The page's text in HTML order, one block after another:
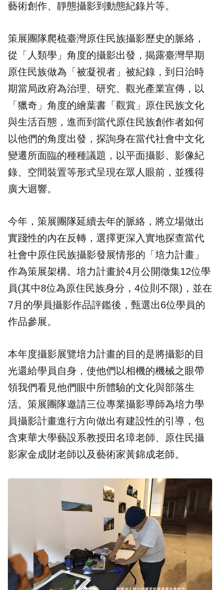
藝術創作、靜態攝影到動態紀錄片等。
策展團隊爬梳臺灣原住民族攝影歷史的脈絡，
從「人類學」角度的攝影出發，揭露臺灣早期
原住民族做為「被凝視者」被紀錄，到日治時
期當局政府為治理、研究、觀光產業宣傳，以
「獵奇」角度的繪葉書「觀賞」原住民族文化
與生活百態，進而到當代原住民族創作者如何
以他們的角度出發，探詢身在當代社會中文化
變遷所面臨的種種議題，以平面攝影、影像紀
錄、空間裝置等形式呈現在眾人眼前，並獲得
廣大迴響。
今年，策展團隊延續去年的脈絡，將立場做出
實踐性的內在反轉，選擇更深入實地探查當代
社會中原住民族攝影發展情形的「培力計畫」
作為策展架構。培力計畫於4月公開徵集12位學
員(其中8位為原住民族身分，4位則不限)，並在
7月的學員攝影作品評鑑後，甄選出6位學員的
作品參展。
本年度攝影展覽培力計畫的目的是將攝影的目
光還給學員自身，使他們以相機的機械之眼帶
領我們看見他們眼中所體驗的文化與部落生
活。策展團隊邀請三位專業攝影導師為培力學
員攝影計畫進行方向做出有建設性的引導，包
含東華大學藝設系教授田名璋老師、原住民攝
影家金成財老師以及藝術家黃錦成老師。